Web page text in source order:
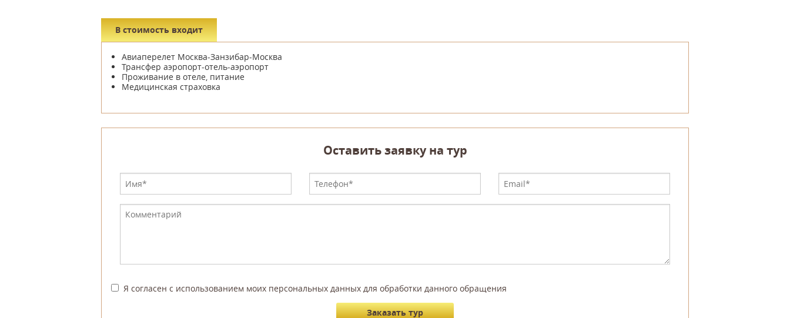
В стоимость входит
Авиаперелет Москва-Занзибар-Москва
Трансфер аэропорт-отель-аэропорт
Проживание в отеле, питание
Медицинская страховка
Оставить заявку на тур
Я согласен с использованием моих персональных данных для обработки данного обращения